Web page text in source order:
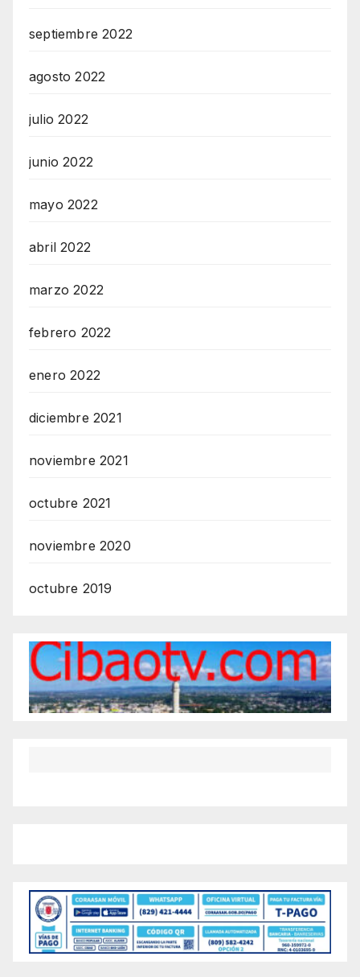
septiembre 2022
agosto 2022
julio 2022
junio 2022
mayo 2022
abril 2022
marzo 2022
febrero 2022
enero 2022
diciembre 2021
noviembre 2021
octubre 2021
noviembre 2020
octubre 2019